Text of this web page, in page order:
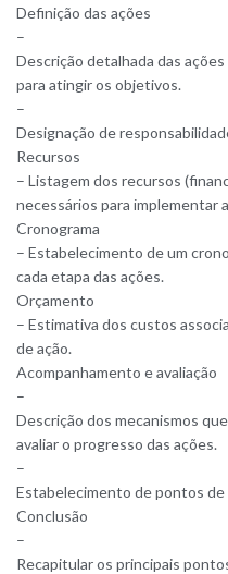
Definição das ações
–
Descrição detalhada das
para atingir os objetivos.
–
Designação de
Recursos
– Listagem dos recursos
necessários para implementar
Cronograma
– Estabelecimento de um
cada etapa das ações.
Orçamento
– Estimativa dos custos
de ação.
Acompanhamento e avaliação
–
Descrição dos mecanismos
avaliar o progresso das ações.
–
Estabelecimento de pontos
Conclusão
–
Recapitular os principais